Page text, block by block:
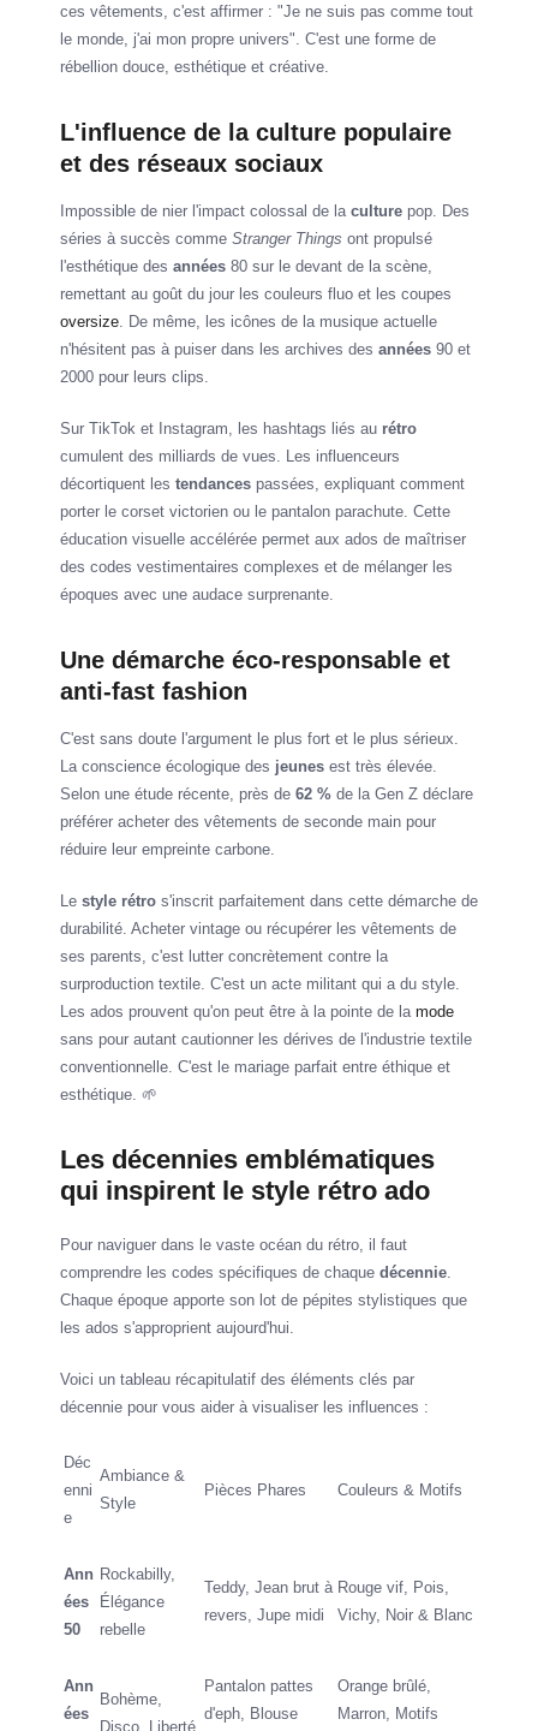
ces vêtements, c'est affirmer : "Je ne suis pas comme tout
le monde, j'ai mon propre univers". C'est une forme de
rébellion douce, esthétique et créative.
L'influence de la culture populaire
et des réseaux sociaux
Impossible de nier l'impact colossal de la culture pop. Des
séries à succès comme Stranger Things ont propulsé
l'esthétique des années 80 sur le devant de la scène,
remettant au goût du jour les couleurs fluo et les coupes
oversize. De même, les icônes de la musique actuelle
n'hésitent pas à puiser dans les archives des années 90 et
2000 pour leurs clips.
Sur TikTok et Instagram, les hashtags liés au rétro
cumulent des milliards de vues. Les influenceurs
décortiquent les tendances passées, expliquant comment
porter le corset victorien ou le pantalon parachute. Cette
éducation visuelle accélérée permet aux ados de maîtriser
des codes vestimentaires complexes et de mélanger les
époques avec une audace surprenante.
Une démarche éco-responsable et
anti-fast fashion
C'est sans doute l'argument le plus fort et le plus sérieux.
La conscience écologique des jeunes est très élevée.
Selon une étude récente, près de 62 % de la Gen Z déclare
préférer acheter des vêtements de seconde main pour
réduire leur empreinte carbone.
Le style rétro s'inscrit parfaitement dans cette démarche de
durabilité. Acheter vintage ou récupérer les vêtements de
ses parents, c'est lutter concrètement contre la
surproduction textile. C'est un acte militant qui a du style.
Les ados prouvent qu'on peut être à la pointe de la mode
sans pour autant cautionner les dérives de l'industrie textile
conventionnelle. C'est le mariage parfait entre éthique et
esthétique. 🌱
Les décennies emblématiques
qui inspirent le style rétro ado
Pour naviguer dans le vaste océan du rétro, il faut
comprendre les codes spécifiques de chaque décennie.
Chaque époque apporte son lot de pépites stylistiques que
les ados s'approprient aujourd'hui.
Voici un tableau récapitulatif des éléments clés par
décennie pour vous aider à visualiser les influences :
Déc
enni
e
Ambiance &
Style
Pièces Phares Couleurs & Motifs
Ann
ées
50
Rockabilly,
Élégance
rebelle
Teddy, Jean brut à
revers, Jupe midi
Rouge vif, Pois,
Vichy, Noir & Blanc
Ann
ées
Bohème,
Disco, Liberté
Pantalon pattes
d'eph, Blouse
Orange brûlé,
Marron, Motifs